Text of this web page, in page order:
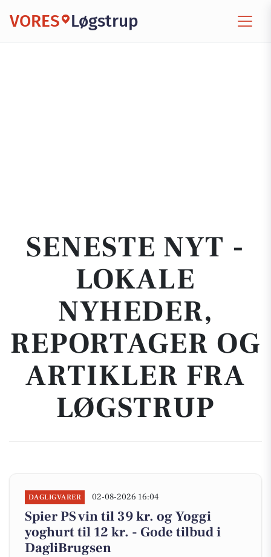
VORES Løgstrup
SENESTE NYT -
LOKALE
NYHEDER,
REPORTAGER OG
ARTIKLER FRA
LØGSTRUP
DAGLIGVARER 02-08-2026 16:04
Spier PS vin til 39 kr. og Yoggi
yoghurt til 12 kr. - Gode tilbud i
DagliBrugsen